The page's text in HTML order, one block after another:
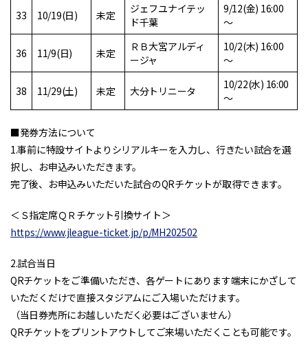
33 10/19(日) 未定
ジェフユナイテッ
ド千葉
9/12(金) 16:00
～
36 11/9(日) 未定
ＲＢ大宮アルディ
ージャ
10/2(木) 16:00
～
38 11/29(土) 未定 大分トリニータ
10/22(水) 16:00
～
■発券方法について
1.事前に特設サイトよりシリアルキーを入力し、行きたい試合を選
択し、お申込みいただきます。
完了後、お申込みいただいた試合のQRチケットが取得できます。
＜Ｓ指定席ＱＲチケット引換サイト＞
https://www.jleague-ticket.jp/p/MH202502
2.試合当日
QRチケットをご準備いただき、各ゲートにあります端末にかざして
いただくだけで直接スタジアムにご入場いただけます。
（当日券売所にお越しいただく必要はございません）
QRチケットをプリントアウトしてご来場いただくことも可能です。